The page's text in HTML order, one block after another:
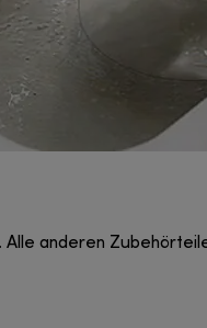
anderen